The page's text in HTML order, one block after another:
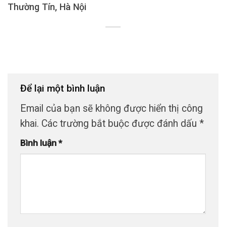
Thường Tín, Hà Nội
Để lại một bình luận
Email của bạn sẽ không được hiển thị công
khai. Các trường bắt buộc được đánh dấu *
Bình luận *